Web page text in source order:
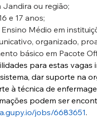
Jandira ou região;
e 17 anos;
Médio em
organizado,
básico em Pacote
para estas vagas
dar suporte na
à técnica de
podem ser
jobs/6683651.